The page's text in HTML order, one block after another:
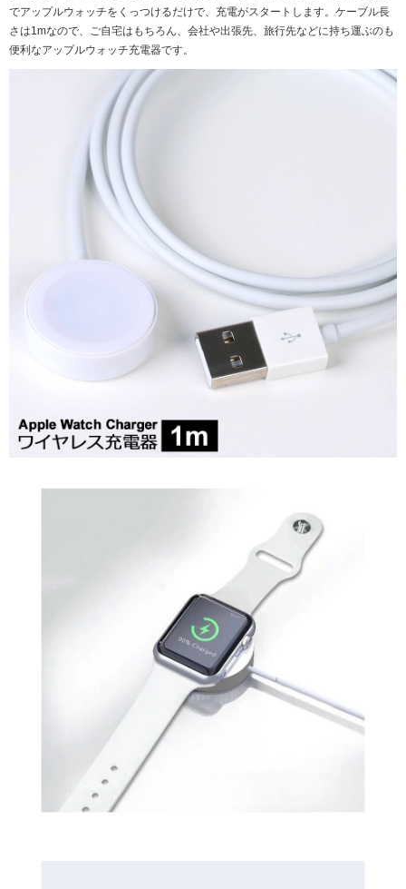
でアップルウォッチをくっつけるだけで、充電がスタートします。ケーブル長
さは1mなので、ご自宅はもちろん、会社や出張先、旅行先などに持ち運ぶのも
便利なアップルウォッチ充電器です。